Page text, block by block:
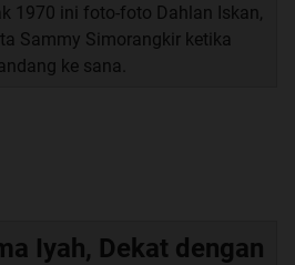
1970 ini foto-foto Dahlan Iskan,
Sammy Simorangkir ketika
ke sana.
Iyah, Dekat dengan